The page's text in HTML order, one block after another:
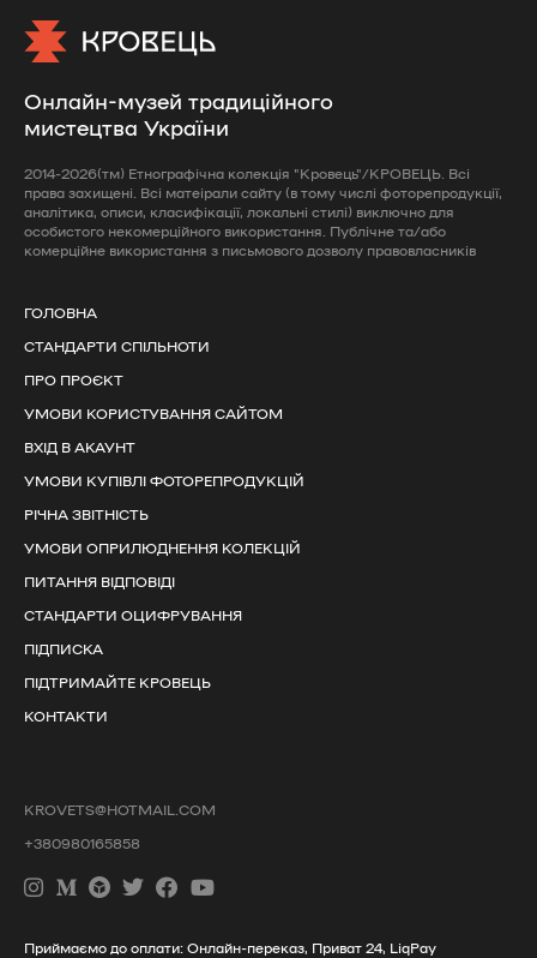
Онлайн-музей традиційного
мистецтва України
2014-2026(тм) Етнографічна колекція "Кровець"/КРОВЕЦЬ. Всі
права захищені. Всі матеірали сайту (в тому числі фоторепродукції,
аналітика, описи, класифікації, локальні стилі) виключно для
особистого некомерційного використання. Публічне та/або
комерційне використання з письмового дозволу правовласників
ГОЛОВНА
СТАНДАРТИ СПІЛЬНОТИ
ПРО ПРОЄКТ
УМОВИ КОРИСТУВАННЯ САЙТОМ
ВХІД В АКАУНТ
УМОВИ КУПІВЛІ ФОТОРЕПРОДУКЦІЙ
РІЧНА ЗВІТНІСТЬ
УМОВИ ОПРИЛЮДНЕННЯ КОЛЕКЦІЙ
ПИТАННЯ ВІДПОВІДІ
СТАНДАРТИ ОЦИФРУВАННЯ
ПІДПИСКА
ПІДТРИМАЙТЕ КРОВЕЦЬ
КОНТАКТИ
KROVETS@HOTMAIL.COM
+380980165858
Приймаємо до оплати: Онлайн-переказ, Приват 24, LiqPay